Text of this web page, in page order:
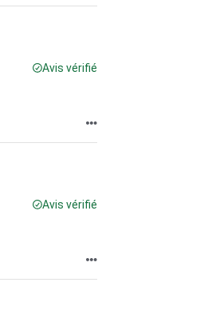
Avis vérifié
Avis vérifié